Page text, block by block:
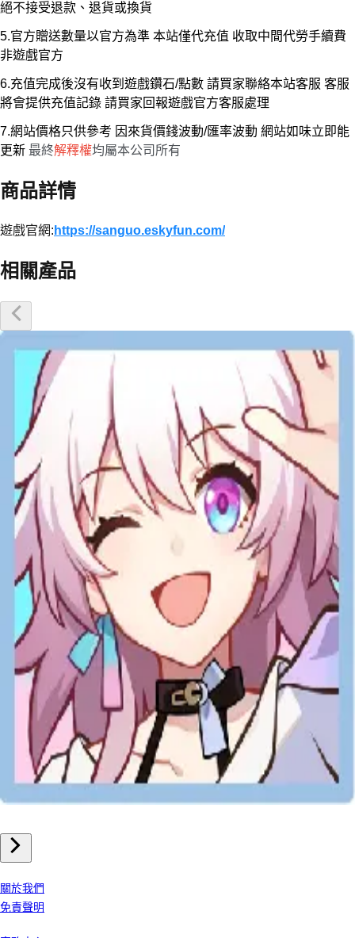
絕不接受退款、退貨或換貨
5.官方贈送數量以官方為準 本站僅代充值 收取中間代勞手續費
非遊戲官方
6.充值完成後沒有收到遊戲鑽石/點數 請買家聯絡本站客服 客服
將會提供充值記錄 請買家回報遊戲官方客服處理
7.網站價格只供參考 因來貨價錢波動/匯率波動 網站如味立即能
更新 最終解釋權均屬本公司所有
商品詳情
遊戲官網: https://sanguo.eskyfun.com/
相關產品
手機遊戲
崩壞星穹鐵道 儲值
關於我們
免責聲明